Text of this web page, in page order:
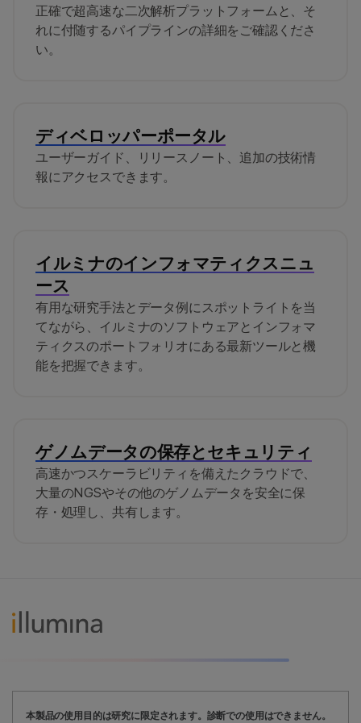
正確で超高速な二次解析プラットフォームと、そ
れに付随するパイプラインの詳細をご確認くださ
い。
ディベロッパーポータル
ユーザーガイド、リリースノート、追加の技術情
報にアクセスできます。
イルミナのインフォマティクスニュ
ース
有用な研究手法とデータ例にスポットライトを当
てながら、イルミナのソフトウェアとインフォマ
ティクスのポートフォリオにある最新ツールと機
能を把握できます。
ゲノムデータの保存とセキュリティ
高速かつスケーラビリティを備えたクラウドで、
大量のNGSやその他のゲノムデータを安全に保
存・処理し、共有します。
本製品の使用目的は研究に限定されます。診断での使用はできません。